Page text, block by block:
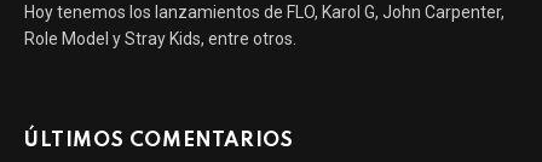
Hoy tenemos los lanzamientos de FLO, Karol G, John Carpenter,
Role Model y Stray Kids, entre otros.
ÚLTIMOS COMENTARIOS